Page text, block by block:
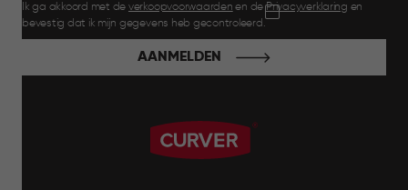
Ik ga akkoord met de verkoopvoorwaarden en dePrivacyverklaring en
bevestig dat ik mijn gegevens heb gecontroleerd.
AANMELDEN